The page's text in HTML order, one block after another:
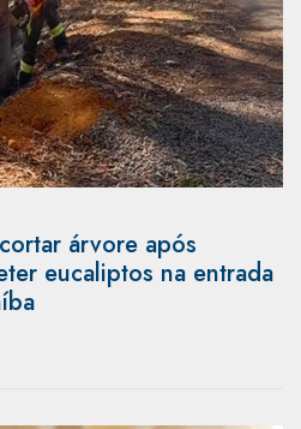
árvore após
eucaliptos na entrada